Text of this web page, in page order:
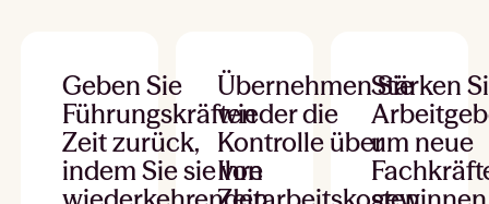
Geben Sie
Führungskräften
Zeit zurück,
indem Sie sie von
Übernehmen Sie
wieder die
Kontrolle über
Ihre
Stärken
um neue